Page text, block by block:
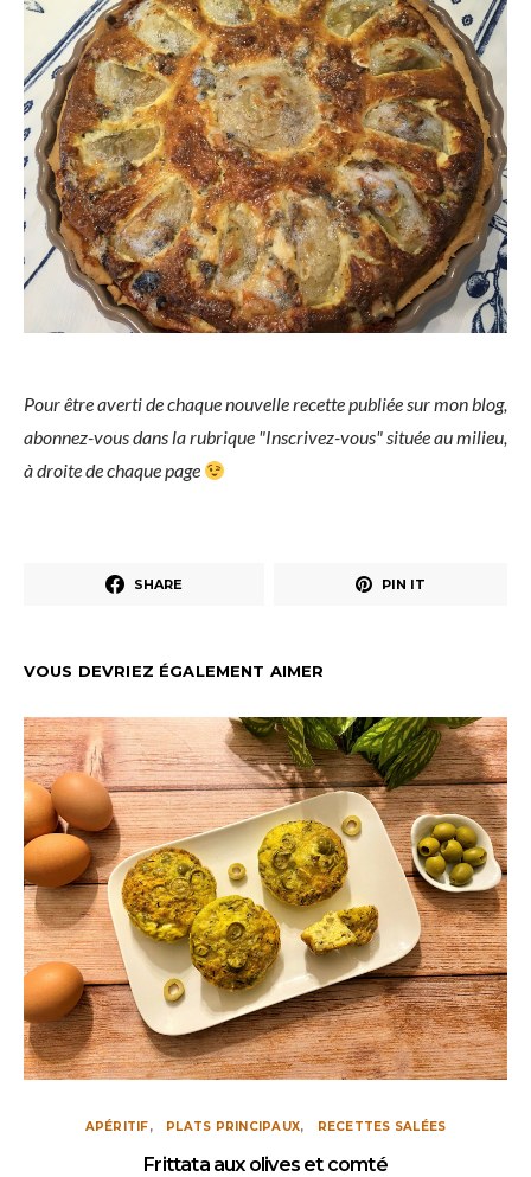
Pour être averti de chaque nouvelle recette publiée sur mon blog,
abonnez-vous dans la rubrique "Inscrivez-vous" située au milieu,
à droite de chaque page
SHARE PIN IT
VOUS DEVRIEZ ÉGALEMENT AIMER
APÉRITIF PLATS PRINCIPAUX RECETTES SALÉES
Frittata aux olives et comté